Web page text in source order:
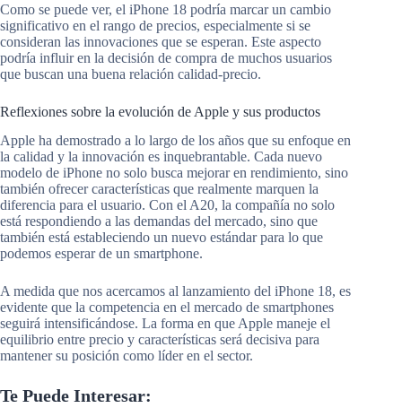
Como se puede ver, el iPhone 18 podría marcar un cambio
significativo en el rango de precios, especialmente si se
consideran las innovaciones que se esperan. Este aspecto
podría influir en la decisión de compra de muchos usuarios
que buscan una buena relación calidad-precio.
Reflexiones sobre la evolución de Apple y sus productos
Apple ha demostrado a lo largo de los años que su enfoque en
la calidad y la innovación es inquebrantable. Cada nuevo
modelo de iPhone no solo busca mejorar en rendimiento, sino
también ofrecer características que realmente marquen la
diferencia para el usuario. Con el A20, la compañía no solo
está respondiendo a las demandas del mercado, sino que
también está estableciendo un nuevo estándar para lo que
podemos esperar de un smartphone.
A medida que nos acercamos al lanzamiento del iPhone 18, es
evidente que la competencia en el mercado de smartphones
seguirá intensificándose. La forma en que Apple maneje el
equilibrio entre precio y características será decisiva para
mantener su posición como líder en el sector.
Te Puede Interesar: